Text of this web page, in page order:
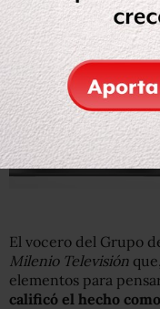
El vocero del Grupo
Milenio Televisión
elementos para
calificó el hecho